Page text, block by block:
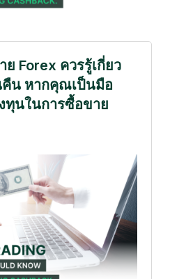
Forex ควรรู้เกี่ยว
คืน หากคุณเป็นมือ
ทุนในการซื้อขาย